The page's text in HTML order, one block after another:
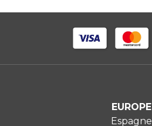
EUROPE
Espagne